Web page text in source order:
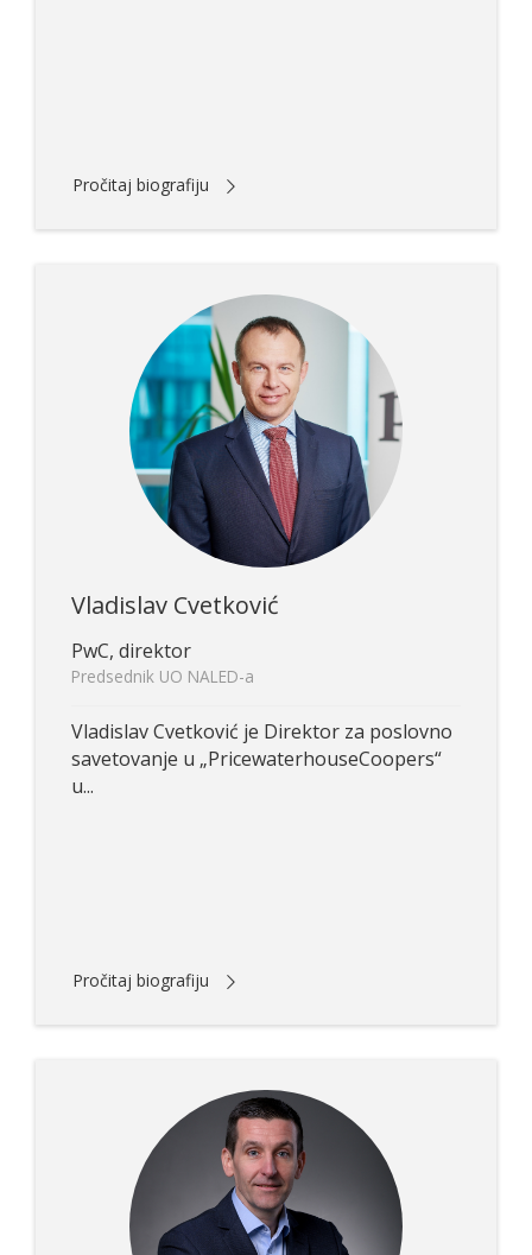
Pročitaj biografiju
Vladislav Cvetković
PwC, direktor
Predsednik UO NALED-a
Vladislav Cvetković je Direktor za poslovno
savetovanje u „PricewaterhouseCoopers“
u...
Pročitaj biografiju